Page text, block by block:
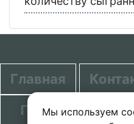
Мы используем
Главная
Политика в